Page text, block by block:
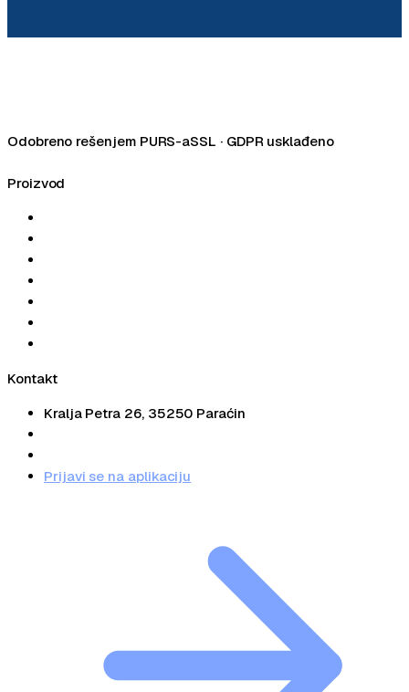
Odobreno rešenjem PURS-aSSL · GDPR usklađeno
Proizvod
Kontakt
Kralja Petra 26, 35250 Paraćin
Prijavi se na aplikaciju